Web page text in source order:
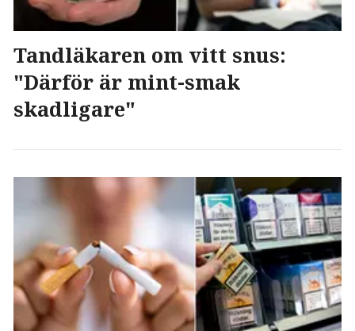
Tandläkaren om vitt snus:
"Därför är mint-smak
skadligare"